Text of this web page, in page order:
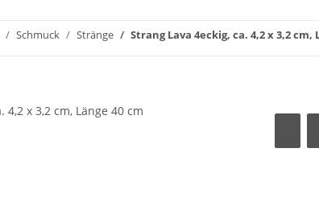
Schmuck Stränge Strang Lava 4eckig, ca. 4,2 x 3,2 cm,